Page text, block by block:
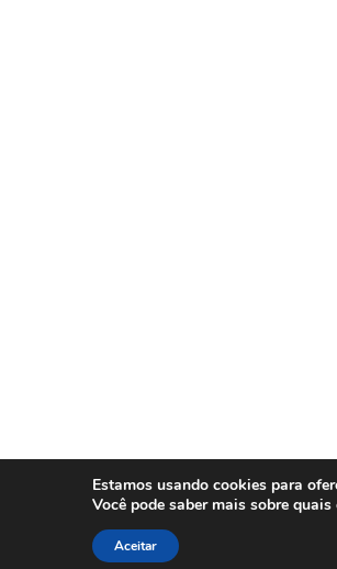
Estamos usando cookies para
Você pode saber mais sobre
Aceitar